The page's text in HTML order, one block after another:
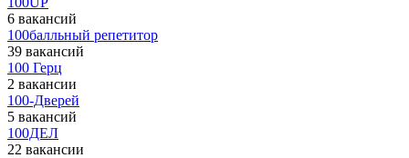
6 вакансий
100балльный репетитор
39 вакансий
100 Герц
2 вакансии
100-Дверей
5 вакансий
100ДЕЛ
22 вакансии